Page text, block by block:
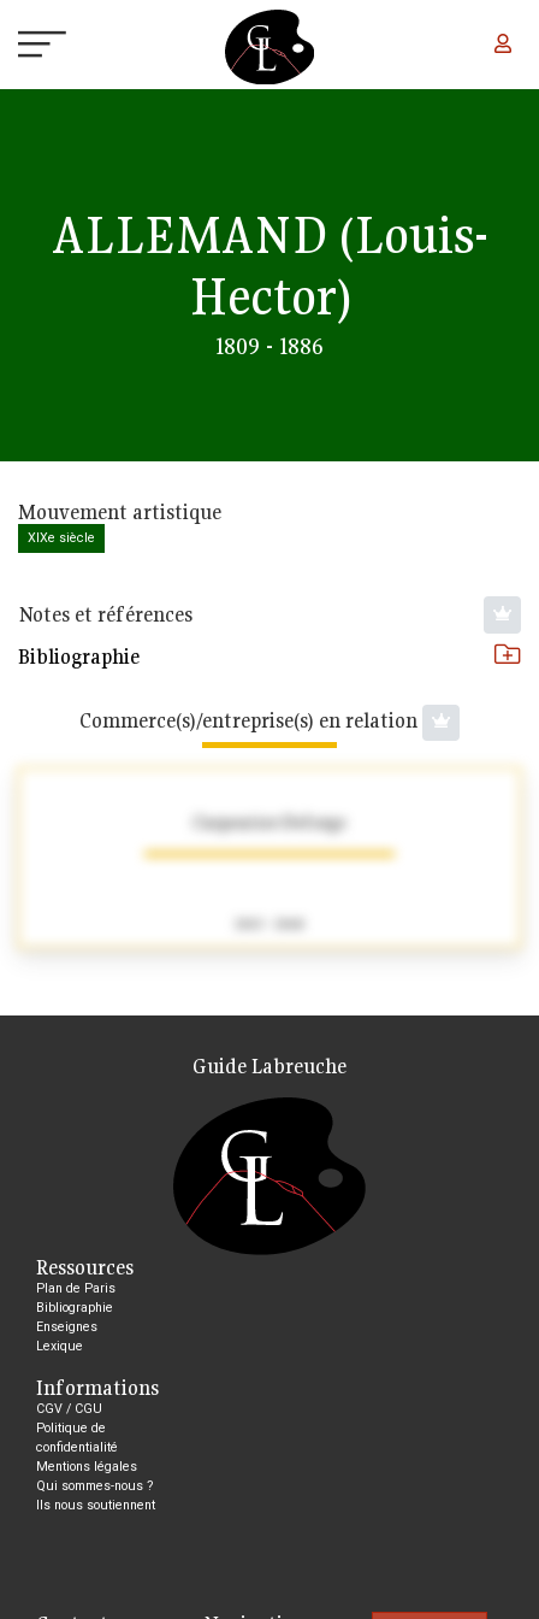
ALLEMAND (Louis-
Hector)
1809 - 1886
Mouvement artistique
XIXe siècle
Notes et références
Bibliographie
Commerce(s)/entreprise(s) en relation
Carpentier-Deforge
1863 - 1868
Guide Labreuche
Ressources
Plan de Paris
Bibliographie
Enseignes
Lexique
Informations
CGV / CGU
Politique de
confidentialité
Mentions légales
Qui sommes-nous ?
Ils nous soutiennent